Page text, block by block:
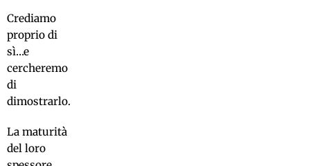
Crediamo
proprio di
sì…e
cercheremo
di
dimostrarlo.
La maturità
del loro